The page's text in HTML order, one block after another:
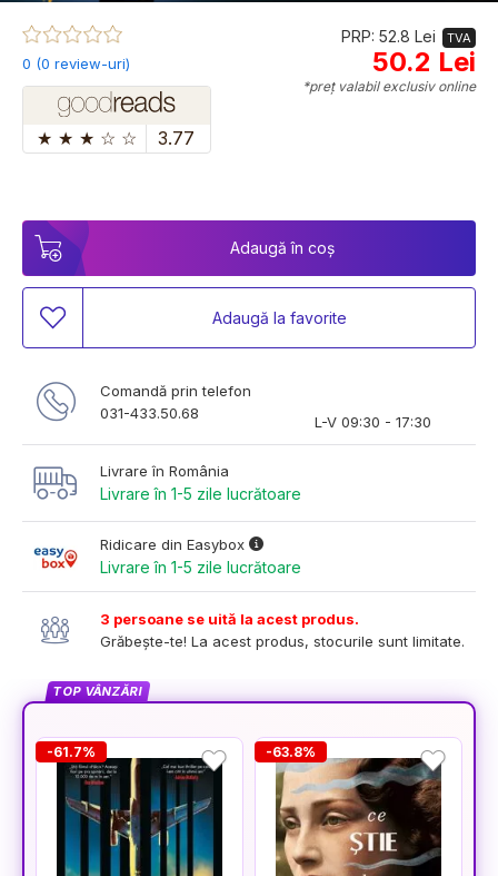
0 (0 review-uri)
★ ★ ★ ☆ ☆ 3.77
PRP: 52.8 Lei TVA
50.2 Lei
*preț valabil exclusiv online
Adaugă în coș
Adaugă la favorite
Comandă prin telefon
031-433.50.68
L-V 09:30 - 17:30
Livrare în România
Livrare în 1-5 zile lucrătoare
Ridicare din Easybox
Livrare în 1-5 zile lucrătoare
3 persoane se uită la acest produs.
Grăbește-te! La acest produs, stocurile sunt limitate.
TOP VÂNZĂRI
-61.7% -63.8%